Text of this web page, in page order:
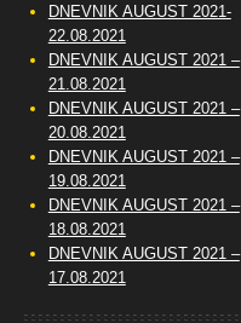
DNEVNIK AUGUST 2021-
22.08.2021
DNEVNIK AUGUST 2021 –
21.08.2021
DNEVNIK AUGUST 2021 –
20.08.2021
DNEVNIK AUGUST 2021 –
19.08.2021
DNEVNIK AUGUST 2021 –
18.08.2021
DNEVNIK AUGUST 2021 –
17.08.2021